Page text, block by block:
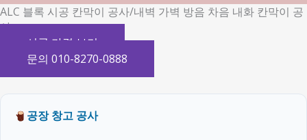
ALC 블록 시공 칸막이 공사/내벽 가벽 방음 차음 내화 칸막이 공
사
시공 가격 보기
문의 010-8270-0888
공장 창고 공사